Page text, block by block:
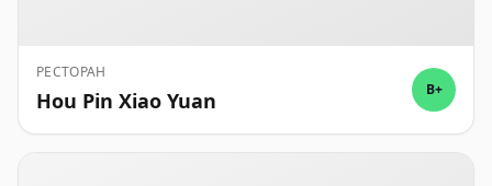
РЕСТОРАН
Hou Pin Xiao Yuan B+